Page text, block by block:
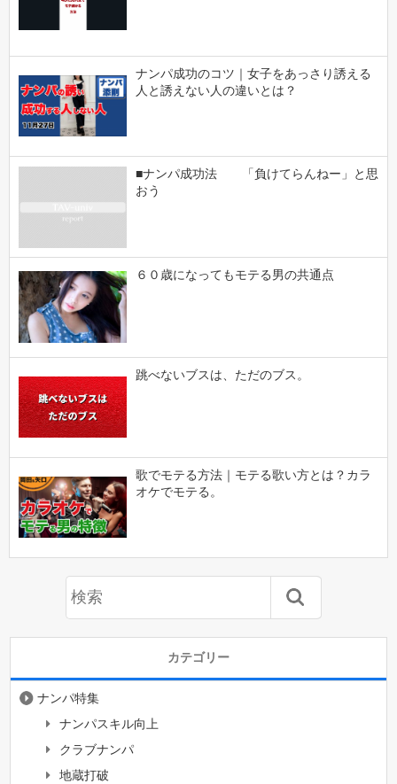
ナンパ成功のコツ｜女子をあっさり誘える
人と誘えない人の違いとは？
■ナンパ成功法 「負けてらんねー」と思
おう
６０歳になってもモテる男の共通点
跳べないブスは、ただのブス。
歌でモテる方法｜モテる歌い方とは？カラ
オケでモテる。
カテゴリー
ナンパ特集
ナンパスキル向上
クラブナンパ
地蔵打破